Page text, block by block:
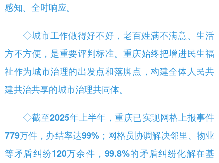
感知、全时响应。
◇城市工作做得好不好，老百姓满不满意、生活
方不方便，是重要评判标准。重庆始终把增进民生福
祉作为城市治理的出发点和落脚点，构建全体人民共
建共治共享的城市治理共同体。
◇截至2025年上半年，重庆已实现网格上报事件
779万件，办结率达99%；网格员协调解决邻里、物业
等矛盾纠纷120万余件，99.8%的矛盾纠纷化解在基